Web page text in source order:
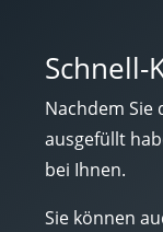
Nachdem
ausgefüllt
bei Ihnen.
Sie können